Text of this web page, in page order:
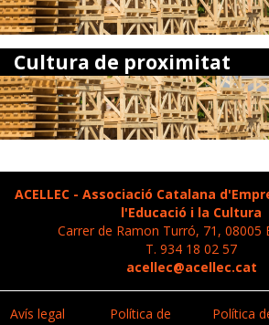
Cultura de proximitat
ACELLEC - Associació Catalana
l'Educació i la Cultura
Carrer de Ramon Turró, 71, 08005
T. 934 18 02 57
acellec@acellec.cat
Avís legal
Política de
Política